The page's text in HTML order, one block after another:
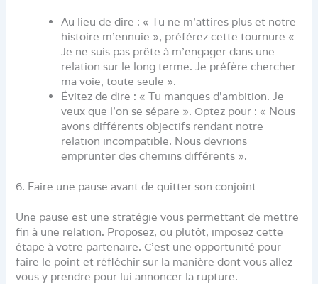
Au lieu de dire : « Tu ne m’attires plus et notre
histoire m’ennuie », préférez cette tournure «
Je ne suis pas prête à m’engager dans une
relation sur le long terme. Je préfère chercher
ma voie, toute seule ».
Évitez de dire : « Tu manques d’ambition. Je
veux que l’on se sépare ». Optez pour : « Nous
avons différents objectifs rendant notre
relation incompatible. Nous devrions
emprunter des chemins différents ».
6. Faire une pause avant de quitter son conjoint
Une pause est une stratégie vous permettant de mettre
fin à une relation. Proposez, ou plutôt, imposez cette
étape à votre partenaire. C’est une opportunité pour
faire le point et réfléchir sur la manière dont vous allez
vous y prendre pour lui annoncer la rupture.